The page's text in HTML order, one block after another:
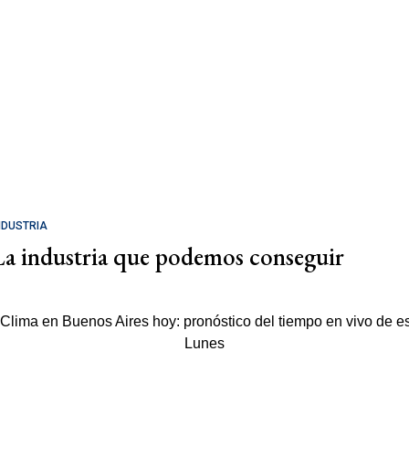
industria que podemos conseguir